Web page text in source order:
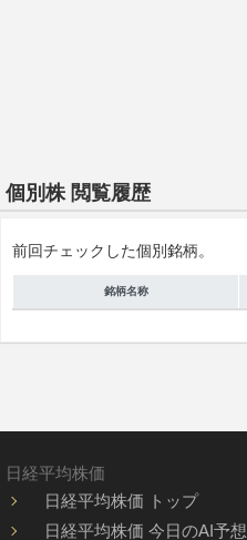
個別株 閲覧履歴
前回チェックした個別銘柄。
銘柄名称
日経平均株価
日経平均株価 トップ
日経平均株価 今日のAI予想